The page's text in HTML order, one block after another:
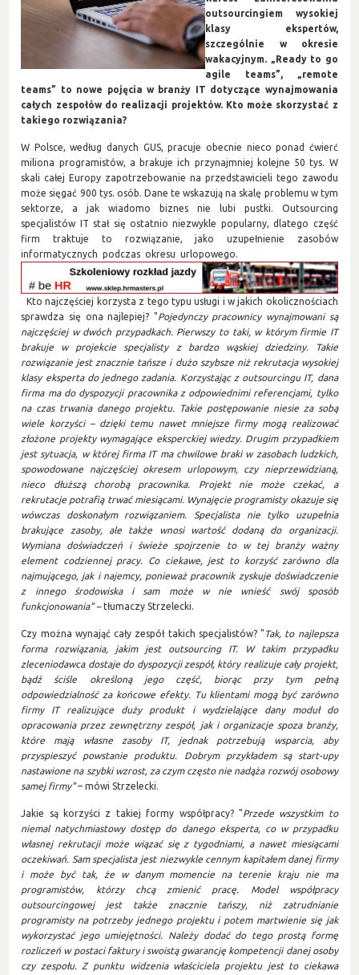
outsourcingiem wysokiej
klasy ekspertów,
szczególnie w okresie
wakacyjnym. „Ready to go
agile teams”, „remote
teams” to nowe pojęcia w branży IT dotyczące wynajmowania
całych zespołów do realizacji projektów. Kto może skorzystać z
takiego rozwiązania?
W Polsce, według danych GUS, pracuje obecnie nieco ponad ćwierć
miliona programistów, a brakuje ich przynajmniej kolejne 50 tys. W
skali całej Europy zapotrzebowanie na przedstawicieli tego zawodu
może sięgać 900 tys. osób. Dane te wskazują na skalę problemu w tym
sektorze, a jak wiadomo biznes nie lubi pustki. Outsourcing
specjalistów IT stał się ostatnio niezwykle popularny, dlatego część
firm traktuje to rozwiązanie, jako uzupełnienie zasobów
informatycznych podczas okresu urlopowego.
Kto najczęściej korzysta z tego typu usługi i w jakich okolicznościach
sprawdza się ona najlepiej? "Pojedynczy pracownicy wynajmowani są
najczęściej w dwóch przypadkach. Pierwszy to taki, w którym firmie IT
brakuje w projekcie specjalisty z bardzo wąskiej dziedziny. Takie
rozwiązanie jest znacznie tańsze i dużo szybsze niż rekrutacja wysokiej
klasy eksperta do jednego zadania. Korzystając z outsourcingu IT, dana
firma ma do dyspozycji pracownika z odpowiednimi referencjami, tylko
na czas trwania danego projektu. Takie postępowanie niesie za sobą
wiele korzyści – dzięki temu nawet mniejsze firmy mogą realizować
złożone projekty wymagające eksperckiej wiedzy. Drugim przypadkiem
jest sytuacja, w której firma IT ma chwilowe braki w zasobach ludzkich,
spowodowane najczęściej okresem urlopowym, czy nieprzewidzianą,
nieco dłuższą chorobą pracownika. Projekt nie może czekać, a
rekrutacje potrafią trwać miesiącami. Wynajęcie programisty okazuje się
wówczas doskonałym rozwiązaniem. Specjalista nie tylko uzupełnia
brakujące zasoby, ale także wnosi wartość dodaną do organizacji.
Wymiana doświadczeń i świeże spojrzenie to w tej branży ważny
element codziennej pracy. Co ciekawe, jest to korzyść zarówno dla
najmującego, jak i najemcy, ponieważ pracownik zyskuje doświadczenie
z innego środowiska i sam może w nie wnieść swój sposób
funkcjonowania" –tłumaczy Strzelecki.
Czy można wynająć cały zespół takich specjalistów? " Tak, to najlepsza
forma rozwiązania, jakim jest outsourcing IT. W takim przypadku
zleceniodawca dostaje do dyspozycji zespół, który realizuje cały projekt,
bądź ściśle określoną jego część, biorąc przy tym pełną
odpowiedzialność za końcowe efekty. Tu klientami mogą być zarówno
firmy IT realizujące duży produkt i wydzielające dany moduł do
opracowania przez zewnętrzny zespół, jak i organizacje spoza branży,
które mają własne zasoby IT, jednak potrzebują wsparcia, aby
przyspieszyć powstanie produktu. Dobrym przykładem są start-upy
nastawione na szybki wzrost, za czym często nie nadąża rozwój osobowy
samej firmy"– mówi Strzelecki.
Jakie są korzyści z takiej formy współpracy? "Przede wszystkim to
niemal natychmiastowy dostęp do danego eksperta, co w przypadku
własnej rekrutacji może wiązać się z tygodniami, a nawet miesiącami
oczekiwań. Sam specjalista jest niezwykle cennym kapitałem danej firmy
i może być tak, że w danym momencie na terenie kraju nie ma
programistów, którzy chcą zmienić pracę. Model współpracy
outsourcingowej jest także znacznie tańszy, niż zatrudnianie
programisty na potrzeby jednego projektu i potem martwienie się jak
wykorzystać jego umiejętności. Należy dodać do tego prostą formę
rozliczeń w postaci faktury i swoistą gwarancję kompetencji danej osoby
czy zespołu. Z punktu widzenia właściciela projektu jest to ciekawa